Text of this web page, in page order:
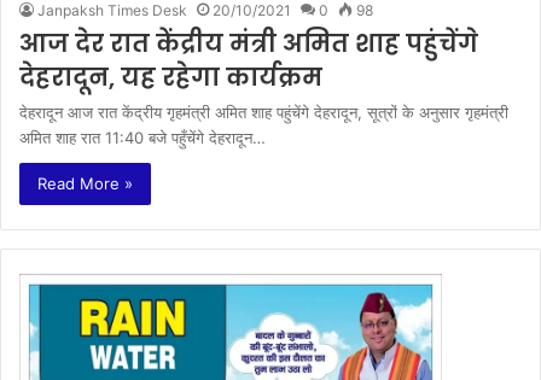
Janpaksh Times Desk 20/10/2021 0 98
आज देर रात केंद्रीय मंत्री अमित शाह पहुंचेंगे
देहरादून, यह रहेगा कार्यक्रम
देहरादून आज रात केंद्रीय गृहमंत्री अमित शाह पहुंचेंगे देहरादून, सूत्रों के अनुसार गृहमंत्री
अमित शाह रात 11:40 बजे पहुँचेंगे देहरादून…
Read More »